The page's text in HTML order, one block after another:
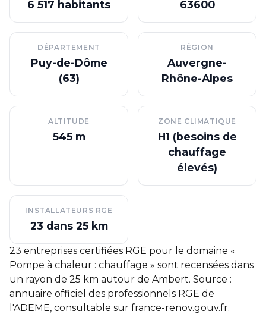
6 517 habitants 63600
DÉPARTEMENT
Puy-de-Dôme
(63)
RÉGION
Auvergne-
Rhône-Alpes
ALTITUDE
545 m
ZONE CLIMATIQUE
H1 (besoins de
chauffage
élevés)
INSTALLATEURS RGE
23 dans 25 km
23 entreprises certifiées RGE pour le domaine «
Pompe à chaleur : chauffage » sont recensées dans
un rayon de 25 km autour de Ambert. Source :
annuaire officiel des professionnels RGE de
l'ADEME, consultable sur france-renov.gouv.fr.